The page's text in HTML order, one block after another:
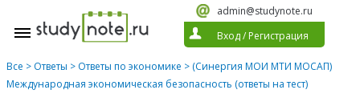
admin@studynote.ru
Вход/ Регистрация
Все > Ответы > Ответы по экономике > (Синергия МОИ МТИ МОСАП)
Международная экономическая безопасность (ответы на тест)